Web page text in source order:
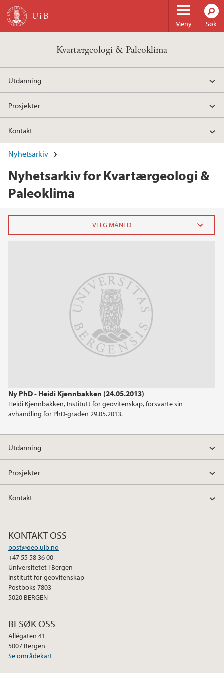
Hopp til hovedinnhold
Meny Søk
Kvartærgeologi & Paleoklima
Utdanning
Prosjekter
Kontakt
Nyhetsarkiv
Nyhetsarkiv for Kvartærgeologi &
Paleoklima
Ny PhD - Heidi Kjennbakken (24.05.2013)
Heidi Kjennbakken, Institutt for geovitenskap, forsvarte sin
avhandling for PhD-graden 29.05.2013.
april (1)
februar (1)
januar (2)
2024
2023
2021
2020
2019
2018
2017
Utdanning
Prosjekter
Kontakt
KONTAKT OSS
post@geo.uib.no
+47 55 58 36 00
Universitetet i Bergen
Institutt for geovitenskap
Postboks 7803
5020 BERGEN
BESØK OSS
Allégaten 41
5007 Bergen
Se områdekart